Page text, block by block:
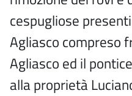
cespugliose
Agliasco compreso
Agliasco ed il
alla proprietà